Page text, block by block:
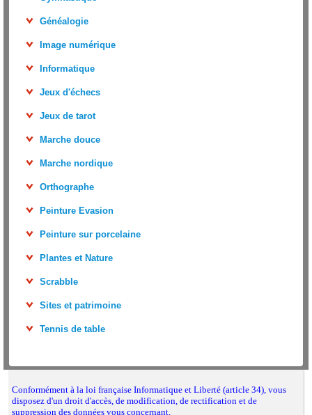
Généalogie
Image numérique
Informatique
Jeux d'échecs
Jeux de tarot
Marche douce
Marche nordique
Orthographe
Peinture Evasion
Peinture sur porcelaine
Plantes et Nature
Scrabble
Sites et patrimoine
Tennis de table
Conformément à la loi française Informatique et Liberté (article 34), vous
disposez d'un droit d'accès, de modification, de rectification et de
suppression des données vous concernant.